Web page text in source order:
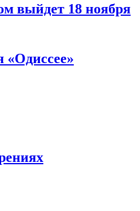
выйдет 18 ноября
«Одиссее»